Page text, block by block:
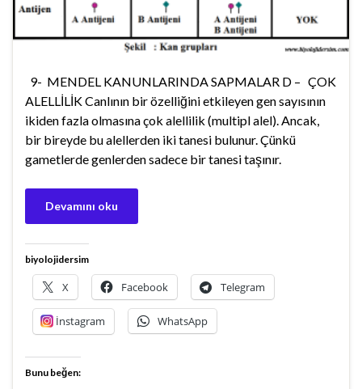
9- MENDEL KANUNLARINDA SAPMALAR D – ÇOK
ALELLİLİK Canlının bir özelliğini etkileyen gen sayısının
ikiden fazla olmasına çok alellilik (multipl alel). Ancak,
bir bireyde bu alellerden iki tanesi bulunur. Çünkü
gametlerde genlerden sadece bir tanesi taşınır.
Devamını oku
biyolojidersim
X Facebook Telegram
İnstagram WhatsApp
Bunu beğen: